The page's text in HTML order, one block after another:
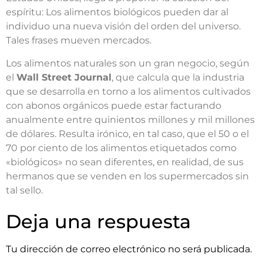
espíritu: Los alimentos biológicos pueden dar al
individuo una nueva visión del orden del universo.
Tales frases mueven mercados.
Los alimentos naturales son un gran negocio, según
el Wall Street Journal, que calcula que la industria
que se desarrolla en torno a los alimentos cultivados
con abonos orgánicos puede estar facturando
anualmente entre quinientos millones y mil millones
de dólares. Resulta irónico, en tal caso, que el 50 o el
70 por ciento de los alimentos etiquetados como
«biológicos» no sean diferentes, en realidad, de sus
hermanos que se venden en los supermercados sin
tal sello.
Deja una respuesta
Tu dirección de correo electrónico no será publicada.